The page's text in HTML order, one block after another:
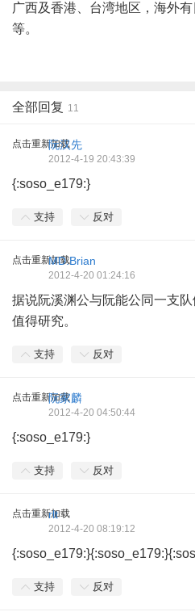
广西及香港、台湾地区，海外
等。
全部回复 11
点击重新加载
阮汉先
2012-4-19 20:43:39
{:soso_e179:}
支持 反对
点击重新加载MD.Brian
2012-4-20 01:24:16
据说阮溪渊公与阮能公同一支
值得研究。
支持 反对
点击重新加载
阮家麟
2012-4-20 04:50:44
{:soso_e179:}
支持 反对
点击重新加载
rlt
2012-4-20 08:19:12
支持 反对